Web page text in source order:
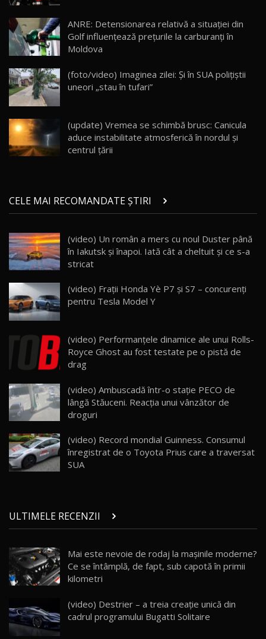
17 20:06
30:08
AutoBlog.MD
23:36
20
Noul ZEEKR 7X / Test Drive AutoBlog.MD
29:08
21
Micul BYD Dolphin Surf / Test Drive
AutoBlog.MD
16:59
22
Noua Mazda 6e / Test Drive AutoBlog.MD
26:59
23
Lynk & Co 01 / Test Drive AutoBlog.MD
25:19
ZEEKR 009: Cel mai Performant și Confortabil
Van Electric Testat în Moldova / AutoBlog.MD
26:38
25
mai Exclusiv și Puternic Defender Testat în
Moldova
32:21
26
AutoBlog.MD
10:57
28
Noul Geely Monjaro 2025! Mai ieftin și mai
dotat / Test Drive AutoBlog.MD
29
ZEEKR 9X - PRIMUL TEST DRIVE ÎN ROMÂNĂ!
CUM SE CONDUCE?
33:40
30
Primele impresii despre BYD Seal U DM-i,
Sealion 7 și Seal 5 DM-i / Test Drive
ANRE: Detensionarea relativă a situației din
Golf influențează prețurile la carburanți în
Moldova
(foto/video) Imaginea zilei: Și în SUA polițiștii
uneori „stau în tufari”
(update) Vremea se schimbă brusc: Canicula
aduce instabilitate atmosferică în nordul și
centrul țării
CELE MAI RECOMANDATE ȘTIRI
(video) Un român a mers cu noul Duster până
în Iakutsk și înapoi. Iată cât a cheltuit și ce s-a
stricat
(video) Frații Honda Yè P7 și S7 – concurenți
pentru Tesla Model Y
(video) Performanţele dinamice ale unui Rolls-
Royce Ghost au fost testate pe o pistă de
drag
(video) Ambuscadă într-o stație PECO de
lângă Stăuceni. Reacția unui vânzător de
droguri
(video) Record mondial Guinness. Consumul
înregistrat de o Toyota Prius care a traversat
SUA
ULTIMELE RECENZII
Mai este nevoie de rodaj la mașinile moderne?
Ce se întâmplă, de fapt, sub capotă în primii
kilometri
(video) Destrier – a treia creație unică din
cadrul programului Bugatti Solitaire